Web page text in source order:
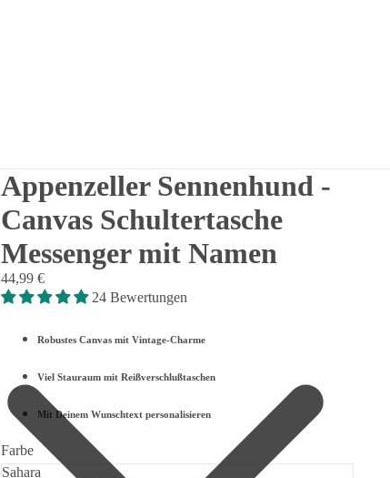
Appenzeller Sennenhund -
Canvas Schultertasche
Messenger mit Namen
44,99 €
24 Bewertungen
Robustes Canvas mit Vintage-Charme
Viel Stauraum mit Reißverschlußtaschen
Mit Deinem Wunschtext personalisieren
Farbe